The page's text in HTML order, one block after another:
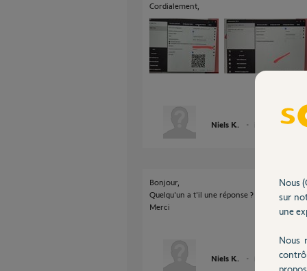
Cordialement,
Niels K. il y a presque 5 ans
Bonjour,
Quelqu'un a t'il une réponse ?
Merci
Niels K. il y a presque 5
Nous
sur
une
Nous